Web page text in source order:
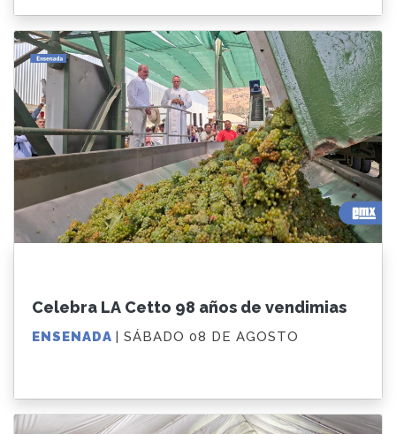
Celebra LA Cetto 98 años de vendimias
ENSENADA | SÁBADO 08 DE AGOSTO